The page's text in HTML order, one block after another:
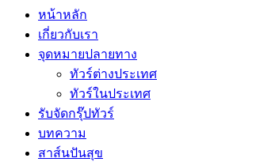
หน้าหลัก
เกี่ยวกับเรา
จุดหมายปลายทาง
ทัวร์ต่างประเทศ
ทัวร์ในประเทศ
รับจัดกรุ๊ปทัวร์
บทความ
สาส์นปันสุข